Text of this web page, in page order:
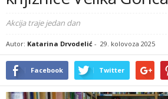
Akcija traje jedan dan
Autor: Katarina Drvodelić - 29. kolovoza 2025
Facebook Twitter